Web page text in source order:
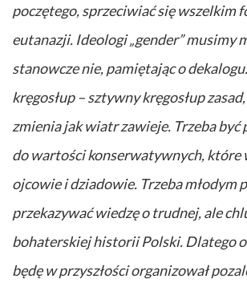
poczętego, sprzeciwiać się wszelkim
eutanazji. Ideologi „gender” musimy
stanowcze nie, pamiętając o
kręgosłup – sztywny kręgosłup
zmienia jak wiatr zawieje. Trzeba być
do wartości konserwatywnych, które
ojcowie i dziadowie. Trzeba młodym
przekazywać wiedzę o trudnej, ale
bohaterskiej historii Polski. Dlatego
będę w przyszłości organizował